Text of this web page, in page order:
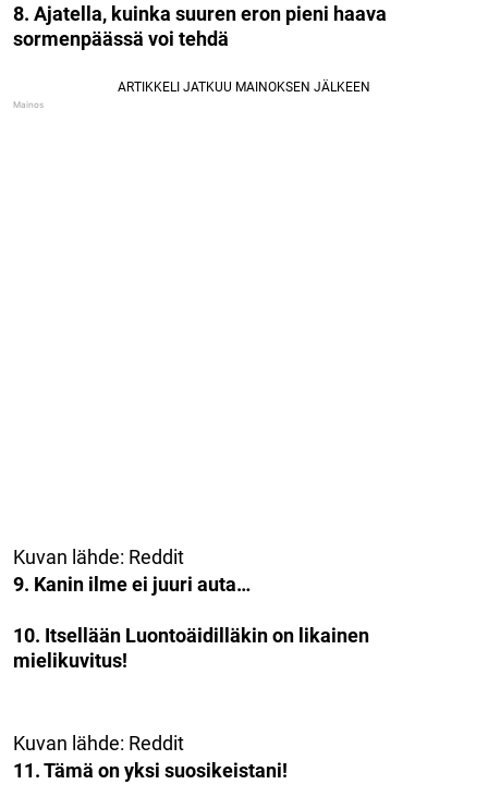
8. Ajatella, kuinka suuren eron pieni haava
sormenpäässä voi tehdä
Kuvan lähde: Reddit
9. Kanin ilme ei juuri auta…
10. Itsellään Luontoäidilläkin on likainen
mielikuvitus!
Kuvan lähde: Reddit
11. Tämä on yksi suosikeistani!